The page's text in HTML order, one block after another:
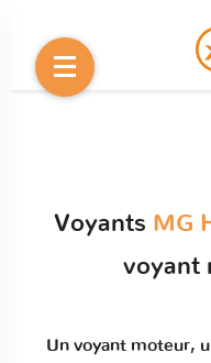
Voyants MG
voyant
Un voyant moteur,